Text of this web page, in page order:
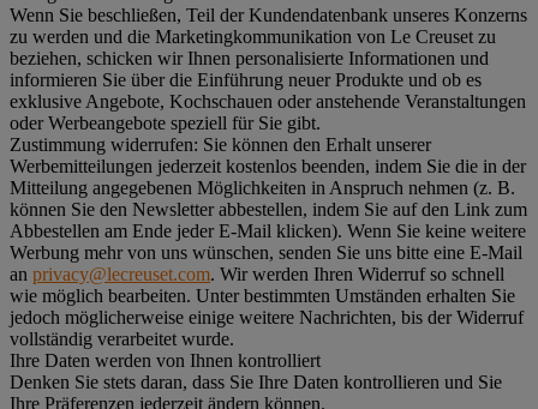
Wenn Sie beschließen, Teil der Kundendatenbank unseres Konzerns
zu werden und die Marketingkommunikation von Le Creuset zu
beziehen, schicken wir Ihnen personalisierte Informationen und
informieren Sie über die Einführung neuer Produkte und ob es
exklusive Angebote, Kochschauen oder anstehende Veranstaltungen
oder Werbeangebote speziell für Sie gibt.
Zustimmung widerrufen: Sie können den Erhalt unserer
Werbemitteilungen jederzeit kostenlos beenden, indem Sie die in der
Mitteilung angegebenen Möglichkeiten in Anspruch nehmen (z. B.
können Sie den Newsletter abbestellen, indem Sie auf den Link zum
Abbestellen am Ende jeder E-Mail klicken). Wenn Sie keine weitere
Werbung mehr von uns wünschen, senden Sie uns bitte eine E-Mail
an privacy@lecreuset.com. Wir werden Ihren Widerruf so schnell
wie möglich bearbeiten. Unter bestimmten Umständen erhalten Sie
jedoch möglicherweise einige weitere Nachrichten, bis der Widerruf
vollständig verarbeitet wurde.
Ihre Daten werden von Ihnen kontrolliert
Denken Sie stets daran, dass Sie Ihre Daten kontrollieren und Sie
Ihre Präferenzen jederzeit ändern können.